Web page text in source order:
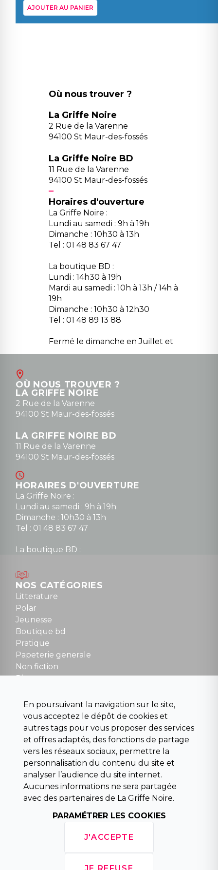
AJOUTER AU PANIER
Où nous trouver ?
La Griffe Noire
2 Rue de la Varenne
94100 St Maur-des-fossés
La Griffe Noire BD
11 Rue de la Varenne
94100 St Maur-des-fossés
Horaires d'ouverture
La Griffe Noire :
Lundi au samedi : 9h à 19h
Dimanche : 10h30 à 13h
Tel : 01 48 83 67 47
La boutique BD :
Lundi : 14h30 à 19h
Mardi au samedi : 10h à 13h / 14h à
19h
Dimanche : 10h30 à 12h30
Tel : 01 48 89 13 88
Fermé le dimanche en Juillet et
Août
contact@la-griffe-noire.com
0148836747
OÙ NOUS TROUVER ?
LA GRIFFE NOIRE
2 Rue de la Varenne
94100 St Maur-des-fossés
LA GRIFFE NOIRE BD
11 Rue de la Varenne
94100 St Maur-des-fossés
HORAIRES D'OUVERTURE
La Griffe Noire :
Lundi au samedi : 9h à 19h
Dimanche : 10h30 à 13h
Tel : 01 48 83 67 47
La boutique BD :
Mardi au samedi : 10h à 13h / 14h à 19h
Dimanche : 10h30 à 12h30
Tel : 01 48 89 13 88
NOUS CONTACTER
contact@la-griffe-noire.com
NOS CATÉGORIES
Litterature
Polar
Jeunesse
Boutique bd
Pratique
Papeterie generale
Non fiction
Divers
Beaux livres et art
Para scolaire
Histoire
Pochoteque
Pleiade
INFORMATIONS
Droit de rétractation
Conditions générales de vente
Horaires d'ouverture
Politique de confidentialité
En poursuivant la navigation sur le site,
vous acceptez le dépôt de cookies et
autres tags pour vous proposer des services
et offres adaptés, des fonctions de partage
vers les réseaux sociaux, permettre la
personnalisation du contenu du site et
analyser l’audience du site internet.
Aucunes informations ne sera partagée
avec des partenaires de La Griffe Noire.
PARAMÉTRER LES COOKIES
J'ACCEPTE